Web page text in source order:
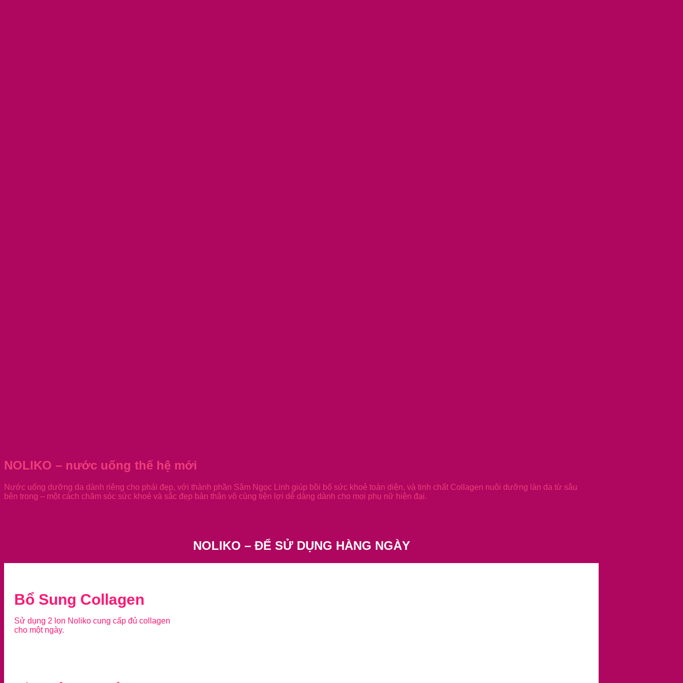
NOLIKO – nước uống thế hệ mới
Nước uống dưỡng da dành riêng cho phái đẹp, với thành phần Sâm Ngọc Linh giúp bồi bổ sức khoẻ toàn diện, và tinh chất Collagen nuôi dưỡng làn da từ sâu
bên trong – một cách chăm sóc sức khoẻ và sắc đẹp bản thân vô cùng tiện lợi dễ dàng dành cho mọi phụ nữ hiện đại.
NOLIKO – ĐỂ SỬ DỤNG HÀNG NGÀY
Bổ Sung Collagen
Sử dụng 2 lon Noliko cung cấp đủ collagen
cho một ngày.